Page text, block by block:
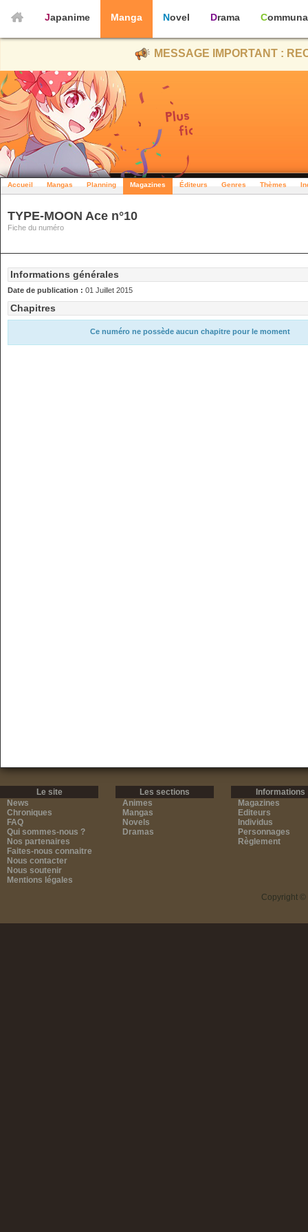
Japanime Manga Novel Drama
MESSAGE IMPORTANT :
Accueil Mangas Planning Magazines Éditeurs Genres Thèmes
TYPE-MOON Ace n°10
Fiche du numéro
Informations générales
Date de publication : 01 Juillet 2015
Chapitres
Ce numéro ne possède aucun chapitre pour le moment
Le site
News
Chroniques
FAQ
Qui sommes-nous ?
Nos partenaires
Faites-nous connaitre
Nous contacter
Nous soutenir
Mentions légales
Les sections
Animes
Mangas
Novels
Dramas
Informations
Magazines
Editeurs
Individus
Personnages
Règlement
Copyright ©